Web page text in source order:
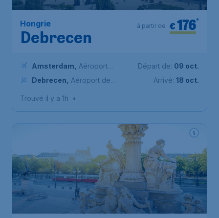
Hongrie
Debrecen
€176*
à partir de
Amsterdam
Aéroport
Schiphol (Amsterdam)
Debrecen
Aéroport de
Départ de: 09 oct.
Arrivé: 18 oct.
Trouvé il y a 1h •